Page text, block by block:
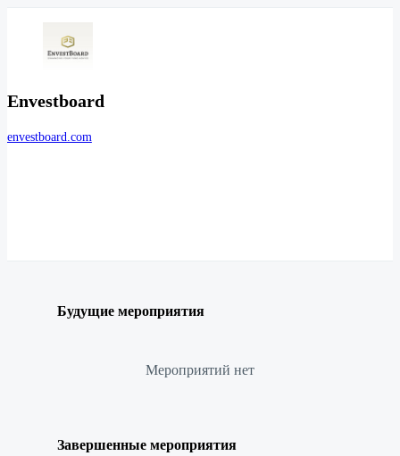
Envestboard
envestboard.com
Будущие мероприятия
Мероприятий нет
Завершенные мероприятия